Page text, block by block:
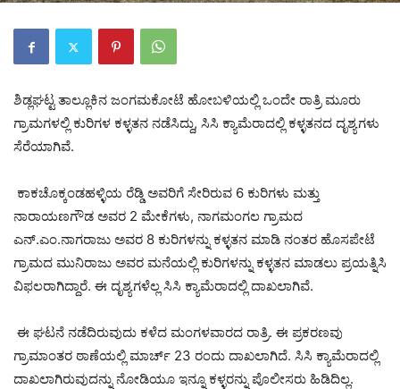
ಶಿಡ್ಲಘಟ್ಟ ತಾಲ್ಲೂಕಿನ ಜಂಗಮಕೋಟೆ ಹೋಬಳಿಯಲ್ಲಿ ಒಂದೇ ರಾತ್ರಿ ಮೂರು
ಗ್ರಾಮಗಳಲ್ಲಿ ಕುರಿಗಳ ಕಳ್ಳತನ ನಡೆಸಿದ್ದು, ಸಿಸಿ ಕ್ಯಾಮೆರಾದಲ್ಲಿ ಕಳ್ಳತನದ ದೃಶ್ಯಗಳು
ಸೆರೆಯಾಗಿವೆ.
ಕಾಕಚೊಕ್ಕಂಡಹಳ್ಳಿಯ ರೆಡ್ಡಿ ಅವರಿಗೆ ಸೇರಿರುವ 6 ಕುರಿಗಳು ಮತ್ತು
ನಾರಾಯಣಗೌಡ ಅವರ 2 ಮೇಕೆಗಳು, ನಾಗಮಂಗಲ ಗ್ರಾಮದ
ಎನ್.ಎಂ.ನಾಗರಾಜು ಅವರ 8 ಕುರಿಗಳನ್ನು ಕಳ್ಳತನ ಮಾಡಿ ನಂತರ ಹೊಸಪೇಟೆ
ಗ್ರಾಮದ ಮುನಿರಾಜು ಅವರ ಮನೆಯಲ್ಲಿ ಕುರಿಗಳನ್ನು ಕಳ್ಳತನ ಮಾಡಲು ಪ್ರಯತ್ನಿಸಿ
ವಿಫಲರಾಗಿದ್ದಾರೆ. ಈ ದೃಶ್ಯಗಳೆಲ್ಲ ಸಿಸಿ ಕ್ಯಾಮೆರಾದಲ್ಲಿ ದಾಖಲಾಗಿವೆ.
ಈ ಘಟನೆ ನಡೆದಿರುವುದು ಕಳೆದ ಮಂಗಳವಾರದ ರಾತ್ರಿ. ಈ ಪ್ರಕರಣವು
ಗ್ರಾಮಾಂತರ ಠಾಣೆಯಲ್ಲಿ ಮಾರ್ಚ್ 23 ರಂದು ದಾಖಲಾಗಿದೆ. ಸಿಸಿ ಕ್ಯಾಮೆರಾದಲ್ಲಿ
ದಾಖಲಾಗಿರುವುದನ್ನು ನೋಡಿಯೂ ಇನ್ನೂ ಕಳ್ಳರನ್ನು ಪೊಲೀಸರು ಹಿಡಿದಿಲ್ಲ.